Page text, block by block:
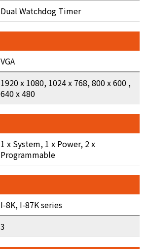
Dual Watchdog Timer
VGA
1920 x 1080, 1024 x 768, 800 x 600 ,
640 x 480
1 x System, 1 x Power, 2 x
Programmable
I-8K, I-87K series
3